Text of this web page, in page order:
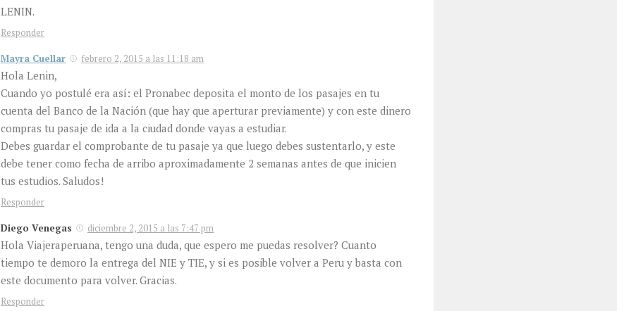
LENIN.
Responder
Mayra Cuellar febrero 2, 2015 a las 11:18 am
Hola Lenin,
Cuando yo postulé era así: el Pronabec deposita el monto de los pasajes en tu
cuenta del Banco de la Nación (que hay que aperturar previamente) y con este dinero
compras tu pasaje de ida a la ciudad donde vayas a estudiar.
Debes guardar el comprobante de tu pasaje ya que luego debes sustentarlo, y este
debe tener como fecha de arribo aproximadamente 2 semanas antes de que inicien
tus estudios. Saludos!
Responder
Diego Venegas diciembre 2, 2015 a las 7:47 pm
Hola Viajeraperuana, tengo una duda, que espero me puedas resolver? Cuanto
tiempo te demoro la entrega del NIE y TIE, y si es posible volver a Peru y basta con
este documento para volver. Gracias.
Responder